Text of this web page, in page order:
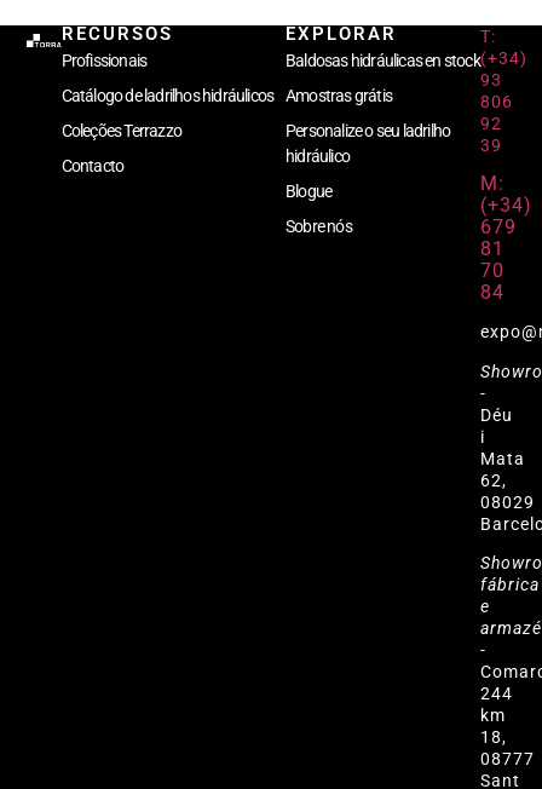
RECURSOS
Profissionais
Catálogo de ladrilhos hidráulicos
Coleções Terrazzo
Contacto
EXPLORAR
Baldosas hidráulicas en stock
Amostras grátis
Personalize o seu ladrilho
hidráulico
Blogue
Sobre nós
T:
(+34)
93
806
92
39
M:
(+34)
679
81
70
84
-
Déu
i
Mata
62,
08029
fábrica
e
-
244
km
18,
08777
Sant